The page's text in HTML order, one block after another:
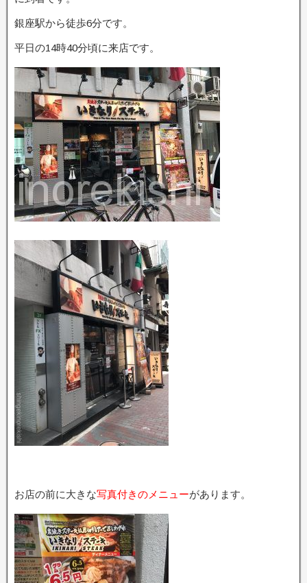
銀座駅から徒歩6分です。
平日の14時40分頃に来店です。
お店の前に大きな写真付きのメニューがあります。